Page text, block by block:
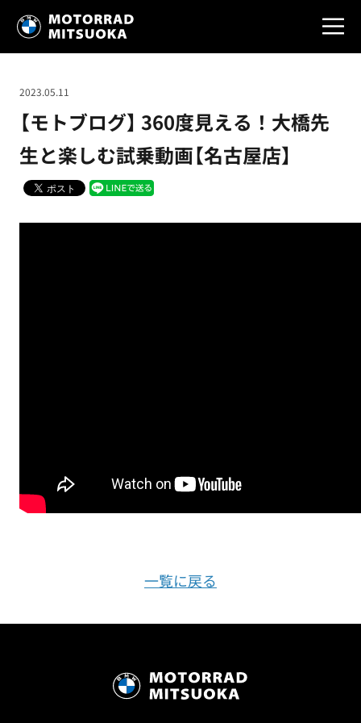
【モトブログ】 360度見える！大橋先
生と楽しむ試乗動画【名古屋店】
2023.05.11
一覧に戻る